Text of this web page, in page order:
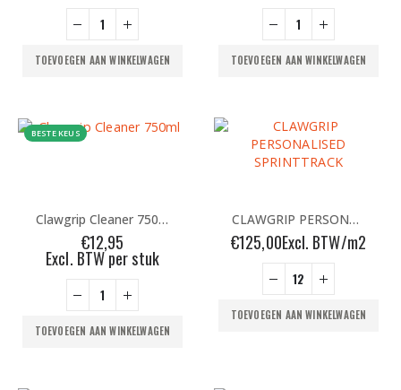
TOEVOEGEN AAN WINKELWAGEN TOEVOEGEN AAN WINKELWAGEN
BESTE KEUS
Clawgrip Cleaner 750ml
€12,95
Excl. BTW per stuk
TOEVOEGEN AAN WINKELWAGEN
CLAWGRIP PERSONALISED SPRINTTRACK
€125,00Excl. BTW/m2
TOEVOEGEN AAN WINKELWAGEN